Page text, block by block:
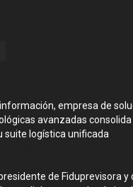
empresa de
avanzadas
suite logística unificada
de Fiduprevisora y